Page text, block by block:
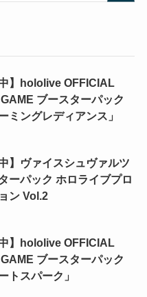
中】hololive OFFICIAL
ブースターパック
ミングレディアンス」
中】ヴァイスシュヴァルツ
ーパック ホロライブプロ
ン Vol.2
中】hololive OFFICIAL
ブースターパック
トスパーク」